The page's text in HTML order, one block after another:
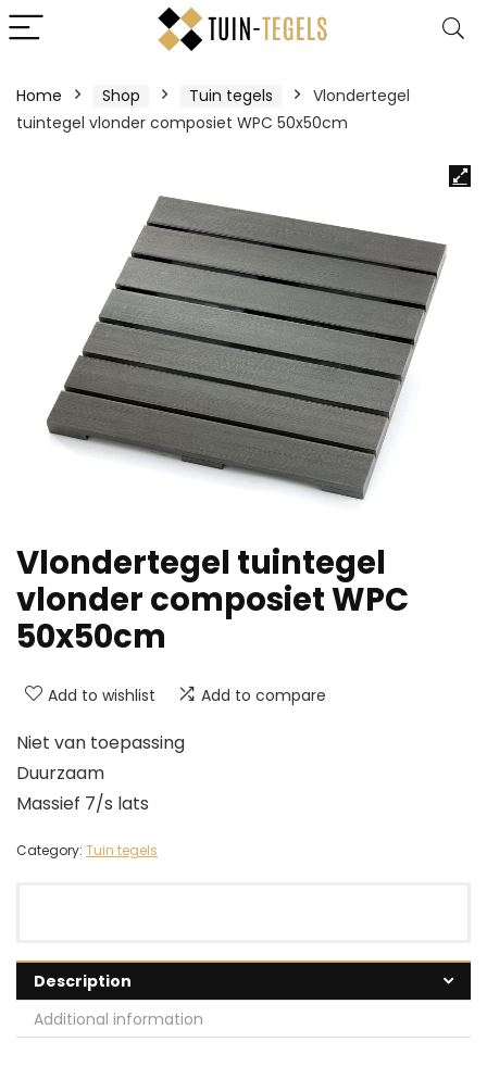
Home Shop Tuin tegels
Vlondertegel
tuintegel vlonder composiet WPC 50x50cm
Vlondertegel tuintegel
vlonder composiet WPC
50x50cm
Add to wishlist Add to compare
Niet van toepassing
Duurzaam
Massief 7/s lats
Category: Tuin tegels
Description
Additional information